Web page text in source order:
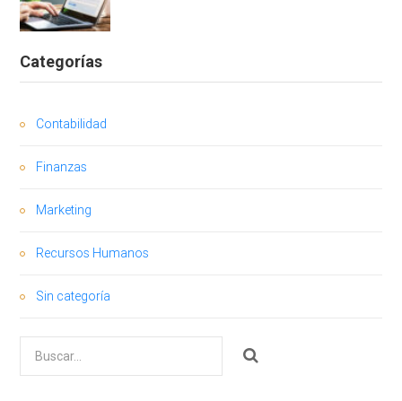
Categorías
Contabilidad
Finanzas
Marketing
Recursos Humanos
Sin categoría
por: